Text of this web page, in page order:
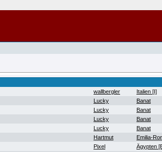
wallbergler Italien [I]
Lucky Banat
Lucky Banat
Lucky Banat
Lucky Banat
Hartmut Emilia-
Pixel Ägypten